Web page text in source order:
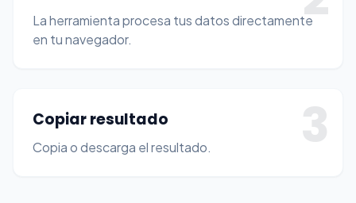
La herramienta procesa tus datos directamente
en tu navegador.
3
Copiar resultado
Copia o descarga el resultado.